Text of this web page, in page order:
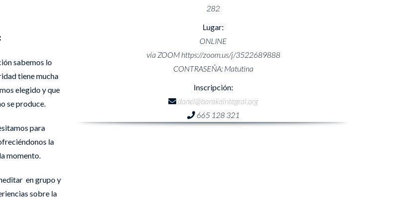
sabemos lo
tiene mucha
elegido y que
se produce.
para
la
momento.
en grupo y
sobre la
282
Lugar:
ONLINE
vía ZOOM https://zoom.us/j/3522689888
CONTRASEÑA: Matutina
Inscripción:
danel@barakaintegral.org
665 128 321